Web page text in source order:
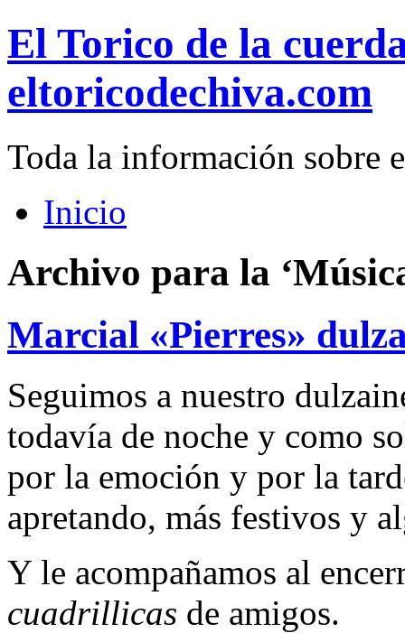
El Torico de la
eltoricodechiva.com
Toda la información sobre
Inicio
Archivo para la
Marcial «Pierres»
Seguimos a nuestro
todavía de noche y como
por la emoción y por la
apretando, más festivos y
Y le acompañamos al
cuadrillicas de amigos.